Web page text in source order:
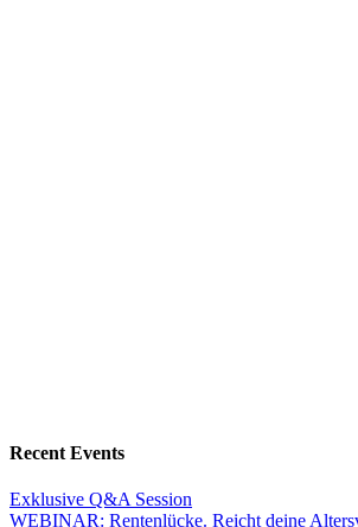
Recent Events
Exklusive Q&A Session
WEBINAR: Rentenlücke. Reicht deine